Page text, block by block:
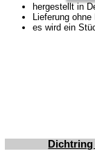
hergestellt in
Lieferung
es wird ein